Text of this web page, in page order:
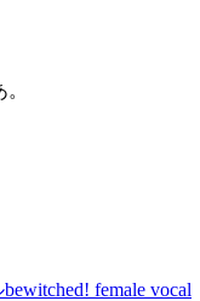
bewitched! female vocal